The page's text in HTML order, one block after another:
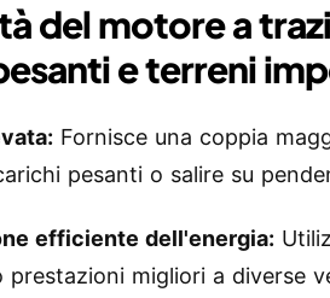
del motore a
e terreni
Fornisce una coppia
pesanti o salire su
efficiente dell'energia:
prestazioni migliori a diverse